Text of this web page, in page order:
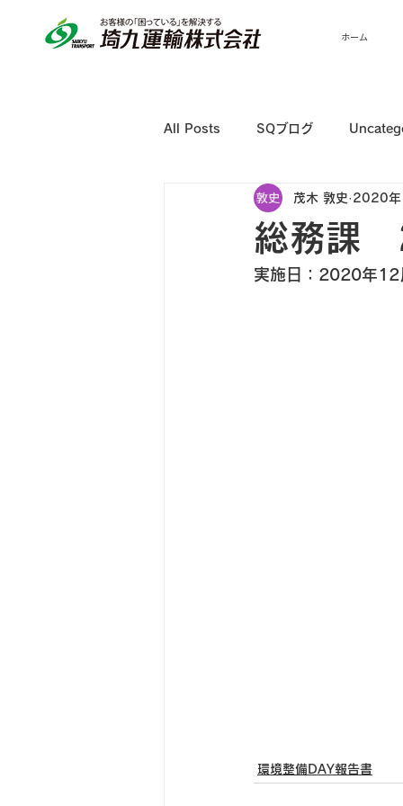
ホーム
All Posts SQブログ
総務課
茂木 敦史 2020
実施日：2020年
環境整備DAY報告書